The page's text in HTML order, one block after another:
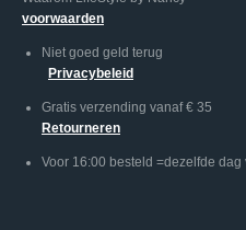
voorwaarden
Niet goed
Privacybeleid
Gratis
Retourneren
Voor 16:00 besteld